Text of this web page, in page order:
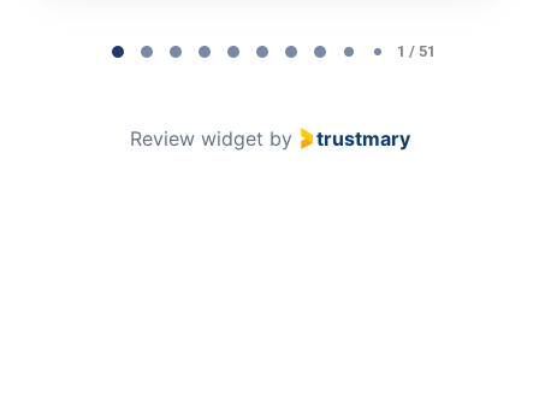
1 / 51
Review widget by trustmary